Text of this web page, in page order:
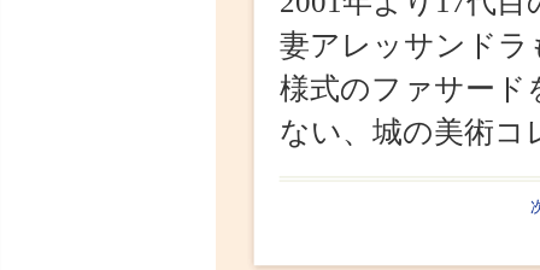
Update : 2016.6.1
＊情報はMMMwebサイト更